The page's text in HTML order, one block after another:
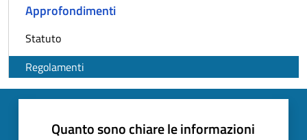
Approfondimenti
Statuto
Regolamenti
Quanto sono chiare le informazioni